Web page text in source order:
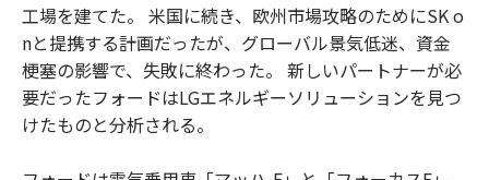
工場を建てた。 米国に続き、欧州市場攻略のためにSK o
nと提携する計画だったが、グローバル景気低迷、資金
梗塞の影響で、失敗に終わった。 新しいパートナーが必
要だったフォードはLGエネルギーソリューションを見つ
けたものと分析される。